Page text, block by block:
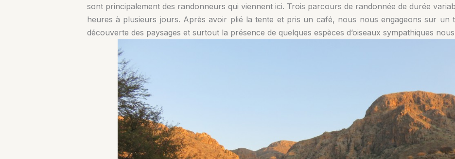
sont principalement des randonneurs qui viennent ici. Trois parcours de randonnée de durée
heures à plusieurs jours. Après avoir plié la tente et pris un café, nous nous engageons sur un
découverte des paysages et surtout la présence de quelques espèces d’oiseaux sympathiques